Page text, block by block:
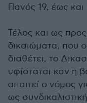
Πανός 19, έως
Τέλος και ως προς
δικαιώματα, που
διαθέτει, το
υφίσταται καν η
απαιτεί ο νόμος
ως